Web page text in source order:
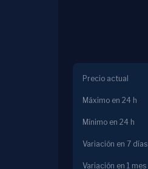
Precio actual
Máximo en 24 h
Mínimo en 24 h
Variación en 7 días
Variación en 1 mes